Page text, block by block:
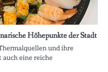
Höhepunkte der Stadt
und ihre
eine reiche